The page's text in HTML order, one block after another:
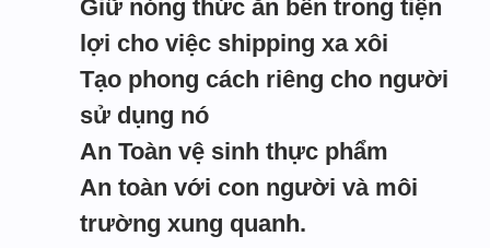
Giữ nóng thức ăn bên trong tiện
lợi cho việc shipping xa xôi
Tạo phong cách riêng cho người
sử dụng nó
An Toàn vệ sinh thực phẩm
An toàn với con người và môi
trường xung quanh.